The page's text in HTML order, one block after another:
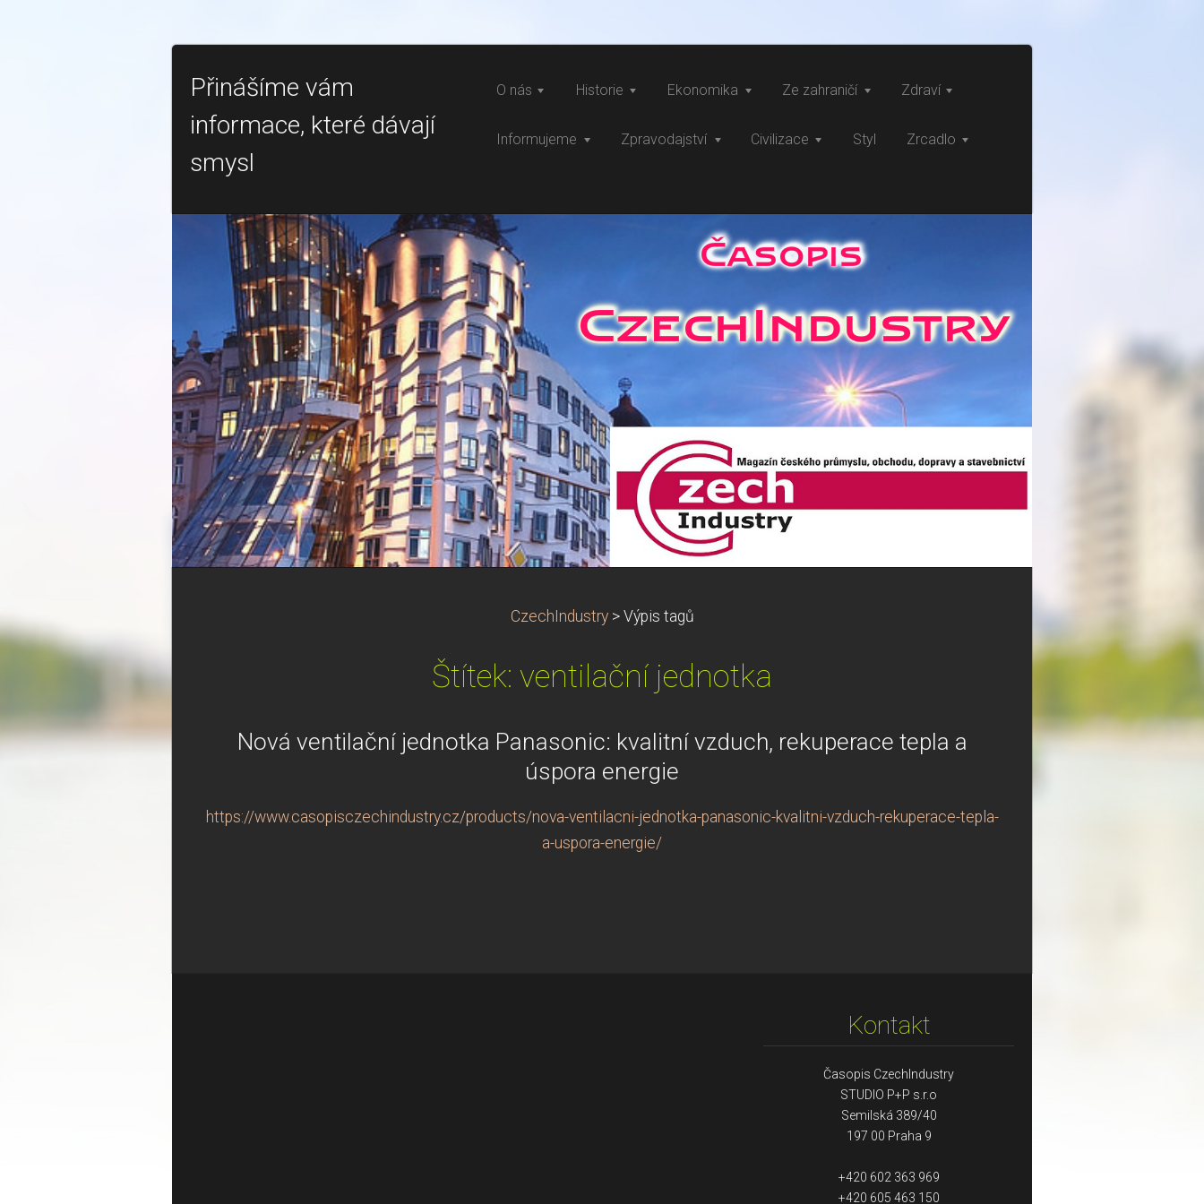
Přinášíme vám
informace, které dávají
smysl
O nás Historie Ekonomika Ze zahraničí Zdraví
Informujeme Zpravodajství Civilizace Styl Zrcadlo
CzechIndustry > Výpis tagů
Štítek: ventilační jednotka
Nová ventilační jednotka Panasonic: kvalitní vzduch, rekuperace tepla a
úspora energie
https://www.casopisczechindustry.cz/products/nova-ventilacni-jednotka-panasonic-kvalitni-vzduch-rekuperace-tepla-
a-uspora-energie/
Kontakt
Časopis CzechIndustry
STUDIO P+P s.r.o
Semilská 389/40
197 00 Praha 9
+420 602 363 969
+420 605 463 150